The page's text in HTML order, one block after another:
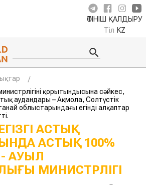
ӨТІНІШ ҚАЛДЫРУ
Тіл KZ
қорытындысына сәйкес,
аудандары – Ақмола, Солтүстік
облыстарындағы егінді алқаптар
АСТЫҚ
АСТЫҚ 100%
АУЫЛ
МИНИСТРЛІГІ